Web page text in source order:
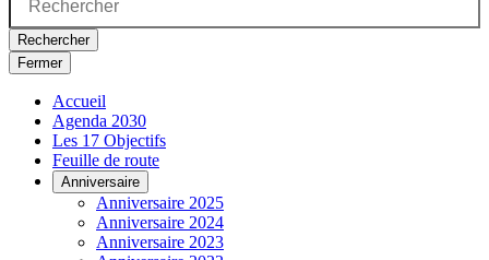
Rechercher
Fermer
Accueil
Agenda 2030
Les 17 Objectifs
Feuille de route
Anniversaire
Anniversaire 2025
Anniversaire 2024
Anniversaire 2023